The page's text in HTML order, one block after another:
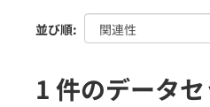
並び順
1 件のデータ